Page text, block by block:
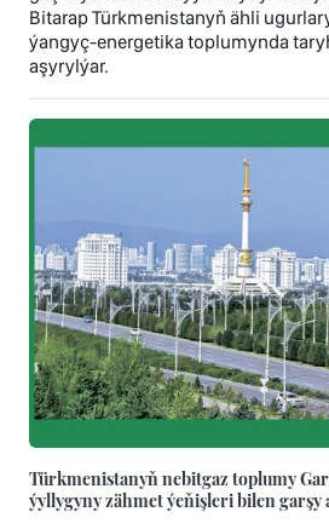
Bitarap Türkmenistanyň ähli
ýangyç-energetika toplumynda
aşyrylýar.
Türkmenistanyň nebitgaz toplumy
ýyllygyny zähmet ýeňişleri bilen garşy